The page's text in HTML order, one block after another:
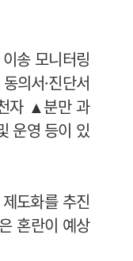
송 모니터링
의서·진단서
자 ▲분만 과
운영 등이 있
도화를 추진
혼란이 예상